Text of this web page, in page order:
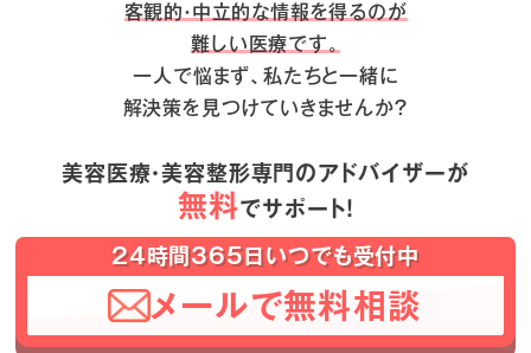
客観的・中立的な情報を得るのが
難しい医療です。
一人で悩まず、私たちと一緒に
解決策を見つけていきませんか？
美容医療・美容整形専門のアドバイザーが
無料でサポート！
24時間365日いつでも受付中
メールで無料相談